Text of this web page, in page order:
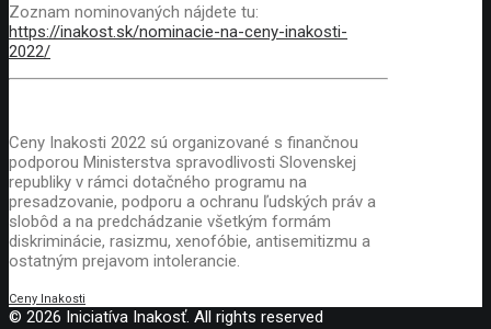
Zoznam nominovaných nájdete tu:
https://inakost.sk/nominacie-na-ceny-inakosti-
2022/
Ceny Inakosti 2022 sú organizované s finančnou
podporou Ministerstva spravodlivosti Slovenskej
republiky v rámci dotačného programu na
presadzovanie, podporu a ochranu ľudských práv a
slobôd a na predchádzanie všetkým formám
diskriminácie, rasizmu, xenofóbie, antisemitizmu a
ostatným prejavom intolerancie.
Ceny Inakosti
© 2026 Iniciatíva Inakosť. All rights reserved